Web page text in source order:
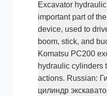
Excavator
important part of
device, used to
boom, stick, and
Komatsu PC200
hydraulic cylinders
actions. Russian:
цилиндр